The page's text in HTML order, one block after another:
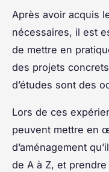
Après avoir acquis
nécessaires, il est
de mettre en
des projets
d’études sont des
Lors de ces
peuvent mettre en
d’aménagement
de A à Z, et